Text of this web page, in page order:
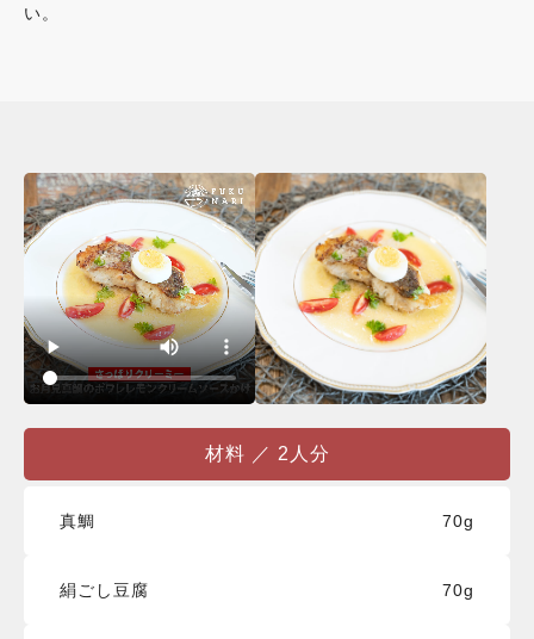
い。
材料 ／ 2人分
真鯛 70g
絹ごし豆腐 70g